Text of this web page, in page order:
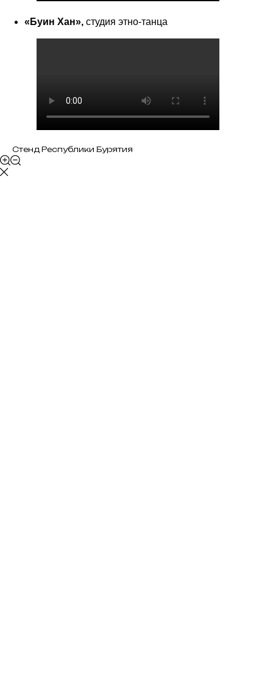
«Буин Хан», студия этно-танца
Стенд Республики Бурятия